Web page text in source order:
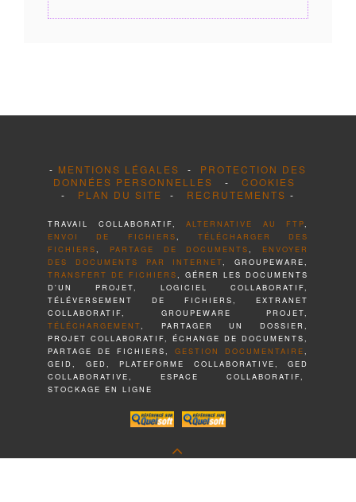
- MENTIONS LÉGALES - PROTECTION DES
DONNÉES PERSONNELLES - COOKIES
-
PLAN DU SITE - RECRUTEMENTS -
TRAVAIL COLLABORATIF, ALTERNATIVE AU FTP,
ENVOI DE FICHIERS, TÉLÉCHARGER DES
FICHIERS, PARTAGE DE DOCUMENTS, ENVOYER
DES DOCUMENTS PAR INTERNET, GROUPEWARE,
TRANSFERT DE FICHIERS, GÉRER LES DOCUMENTS
D'UN PROJET, LOGICIEL COLLABORATIF,
TÉLÉVERSEMENT DE FICHIERS, EXTRANET
COLLABORATIF, GROUPEWARE PROJET,
TÉLÉCHARGEMENT, PARTAGER UN DOSSIER,
PROJET COLLABORATIF, ÉCHANGE DE DOCUMENTS,
PARTAGE DE FICHIERS, GESTION DOCUMENTAIRE,
GEID, GED, PLATEFORME COLLABORATIVE, GED
COLLABORATIVE, ESPACE COLLABORATIF,
STOCKAGE EN LIGNE